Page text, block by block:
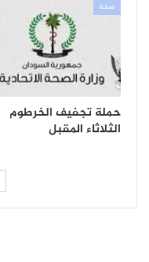
صحة
حملة تجفيف الخرطوم
الثلاثاء المقبل